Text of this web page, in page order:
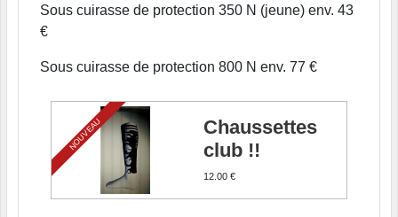
Sous cuirasse de protection 350 N (jeune) env. 43
€
Sous cuirasse de protection 800 N env. 77 €
Chaussettes
club !!
12.00 €
NOUVEAU